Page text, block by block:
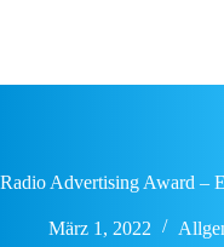
Radio Advertising Award –
März 1, 2022